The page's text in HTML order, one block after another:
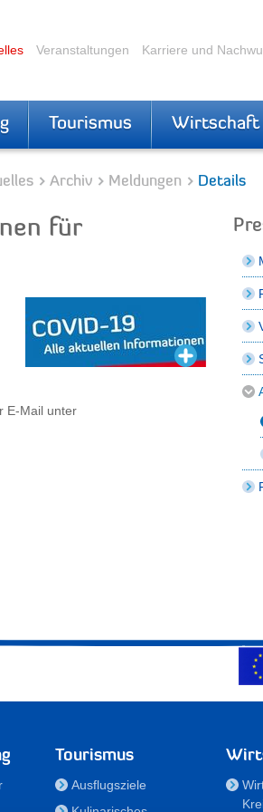
Veranstaltungen Karriere und
Tourismus Wirtschaft
Archiv Meldungen Details
für
E-Mail unter
Tourismus
Ausflugsziele